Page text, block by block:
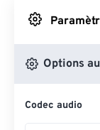
Options
Codec audio